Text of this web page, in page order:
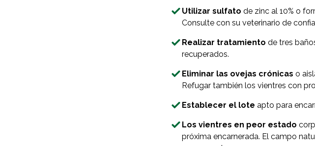
Utilizar sulfato de zinc al 10% o
Consulte con su veterinario de
Realizar tratamiento de tres
recuperados.
Eliminar las ovejas crónicas o
Refugar también los vientres con
Establecer el lote apto para
Los vientres en peor estado
próxima encarnerada. El campo